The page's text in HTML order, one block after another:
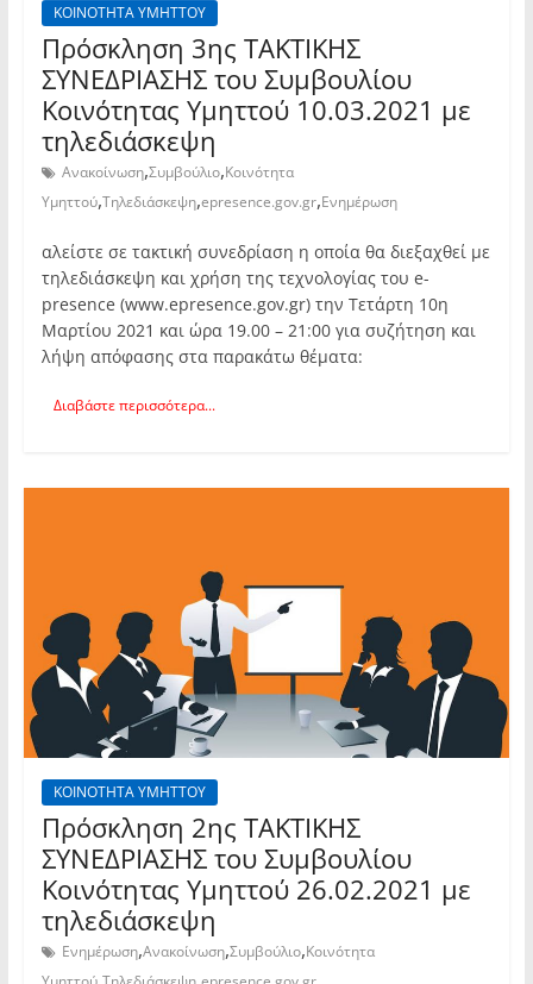
ΚΟΙΝΟΤΗΤΑ ΥΜΗΤΤΟΥ
Πρόσκληση 3ης TAKTIKHΣ
ΣΥΝΕΔΡΙΑΣΗΣ του Συμβουλίου
Κοινότητας Υμηττού 10.03.2021 με
τηλεδιάσκεψη
Ανακοίνωση,Συμβούλιο,Κοινότητα
Υμηττού,Τηλεδιάσκεψη,epresence.gov.gr,Ενημέρωση
αλείστε σε τακτική συνεδρίαση η οποία θα διεξαχθεί με
τηλεδιάσκεψη και χρήση της τεχνολογίας του e-
presence (www.epresence.gov.gr) την Τετάρτη 10η
Μαρτίου 2021 και ώρα 19.00 – 21:00 για συζήτηση και
λήψη απόφασης στα παρακάτω θέματα:
Διαβάστε περισσότερα...
ΚΟΙΝΟΤΗΤΑ ΥΜΗΤΤΟΥ
Πρόσκληση 2ης TAKTIKHΣ
ΣΥΝΕΔΡΙΑΣΗΣ του Συμβουλίου
Κοινότητας Υμηττού 26.02.2021 με
τηλεδιάσκεψη
Ενημέρωση,Ανακοίνωση,Συμβούλιο,Κοινότητα